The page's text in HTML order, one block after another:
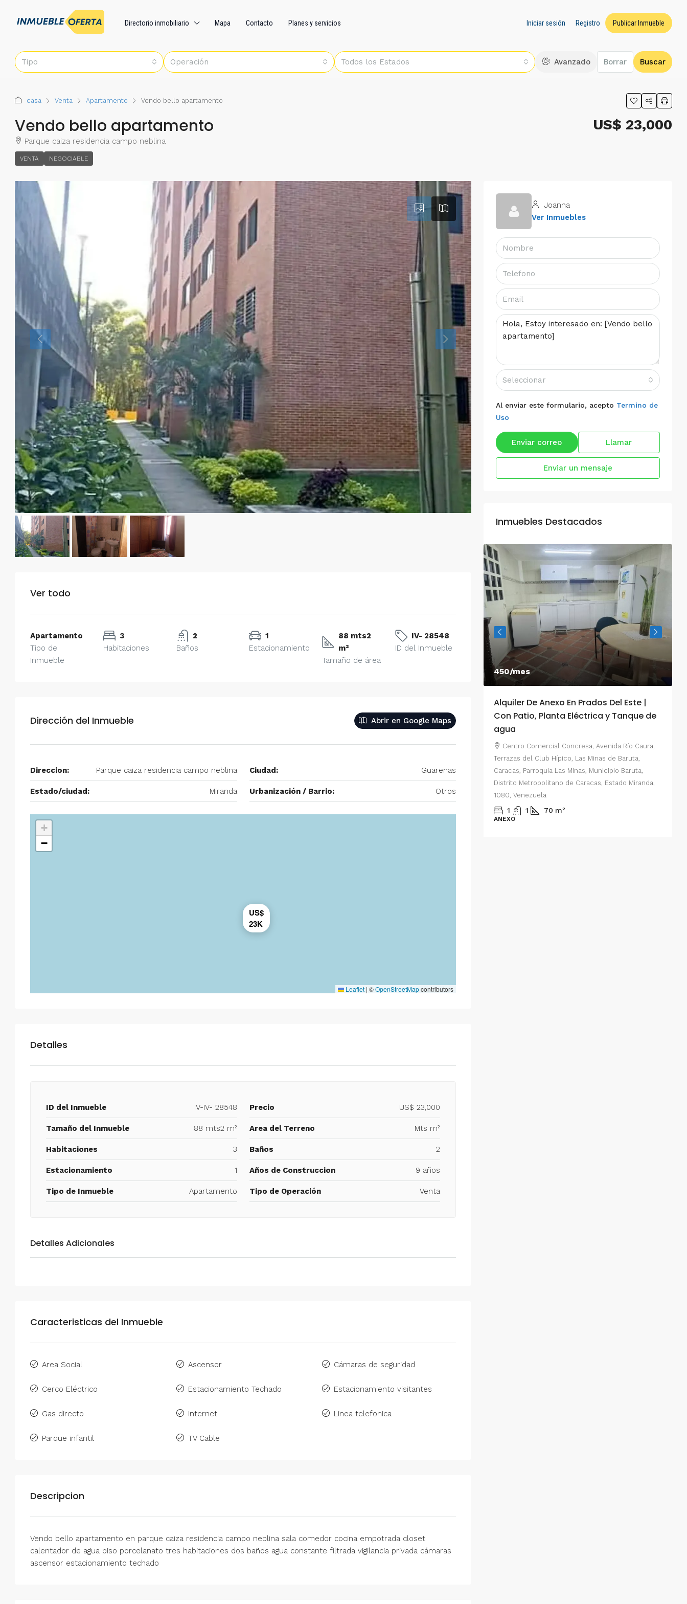
Directorio inmobiliario Mapa Contacto Planes y servicios Iniciar sesión Registro Publicar Inmueble
Tipo Operación Todos los Estados Avanzado Borrar Buscar
casa Venta Apartamento Vendo bello apartamento
Vendo bello apartamento
Parque caiza residencia campo neblina
VENTA NEGOCIABLE
US$ 23,000
Ver todo
Apartamento
Tipo de
Inmueble
3
Habitaciones
2
Baños
1
Estacionamiento
88 mts2
m²
Tamaño de área
IV- 28548
ID del Inmueble
Dirección del Inmueble Abrir en Google Maps
Direccion: Parque caiza residencia campo neblina Ciudad: Guarenas
Estado/ciudad: Miranda Urbanización / Barrio: Otros
US$
23K
+
−
Leaflet | ©OpenStreetMapcontributors
Detalles
ID del Inmueble IV-IV- 28548 Precio US$ 23,000
Tamaño del Inmueble 88 mts2 m² Area del Terreno Mts m²
Habitaciones 3 Baños 2
Estacionamiento 1 Años de Construccion 9 años
Tipo de Inmueble Apartamento Tipo de Operación Venta
Detalles Adicionales
Caracteristicas del Inmueble
Area Social Ascensor Cámaras de seguridad
Cerco Eléctrico Estacionamiento Techado Estacionamiento visitantes
Gas directo Internet Linea telefonica
Parque infantil TV Cable
Descripcion
Vendo bello apartamento en parque caiza residencia campo neblina sala comedor cocina empotrada closet
calentador de agua piso porcelanato tres habitaciones dos baños agua constante filtrada vigilancia privada cámaras
ascensor estacionamiento techado
Joanna
Ver Inmuebles
Seleccionar
Al enviar este formulario, acepto Termino de
Uso
Enviar correo Llamar
Enviar un mensaje
Inmuebles Destacados
Habitaciones, 2 Baños, Patio. Amoblado
Centro Comercial Concresa, Avenida Principal de
Este, Caracas, Parroquia Nuestra Señora del Rosario,
Municipio Baruta, Distrito Metropolitano de Caracas,
Estado Miranda, 1080, Venezuela
Centro Comercial Concresa, Avenida Principal de
Prados del Este, Prados del Este, Sector: Prado del
Este, Caracas, Parroquia Nuestra Señora del Rosario,
Municipio Baruta, Distrito Metropolitano de Caracas,
450/mes
Alquiler De Anexo En Prados Del Este |
Con Patio, Planta Eléctrica y Tanque de
agua
Centro Comercial Concresa, Avenida Río Caura,
Terrazas del Club Hípico, Las Minas de Baruta,
Caracas, Parroquia Las Minas, Municipio Baruta,
Distrito Metropolitano de Caracas, Estado Miranda,
1080, Venezuela
1 1 70 m²
ANEXO